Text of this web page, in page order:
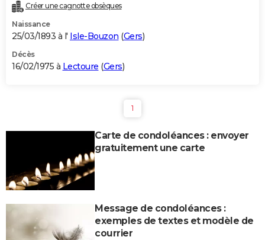
Créer une cagnotte obsèques
Naissance
25/03/1893 à l' Isle-Bouzon (Gers)
Décès
16/02/1975 à Lectoure (Gers)
1
Carte de condoléances : envoyer
gratuitement une carte
Message de condoléances :
exemples de textes et modèle de
courrier